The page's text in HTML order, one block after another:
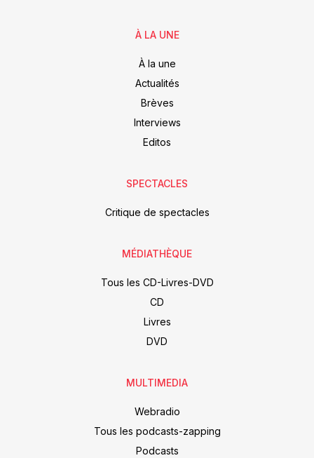
À LA UNE
À la une
Actualités
Brèves
Interviews
Editos
SPECTACLES
Critique de spectacles
MÉDIATHÈQUE
Tous les CD-Livres-DVD
CD
Livres
DVD
MULTIMEDIA
Webradio
Tous les podcasts-zapping
Podcasts